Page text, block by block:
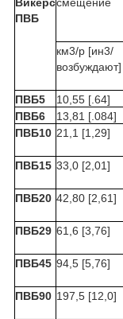
Викерс
ПВБ
смещение
км3/р [ин3/
возбуждают]
ПВБ5
10,55 [.64]
ПВБ6
13,81 [.084]
ПВБ10 21,1 [1,29]
ПВБ15 33,0 [2,01]
ПВБ20 42,80 [2,61]
ПВБ29 61,6 [3,76]
ПВБ45 94,5 [5,76]
ПВБ90 197,5 [12,0]